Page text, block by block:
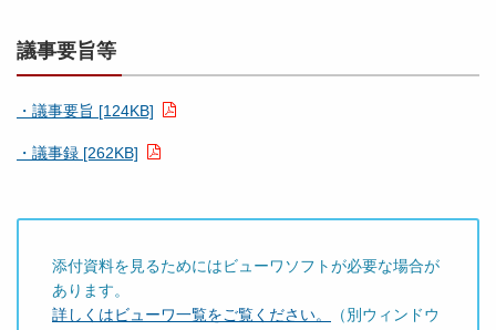
議事要旨等
・議事要旨 [124KB]
・議事録 [262KB]
添付資料を見るためにはビューワソフトが必要な場合が
あります。
詳しくはビューワ一覧をご覧ください。
（別ウィンドウ